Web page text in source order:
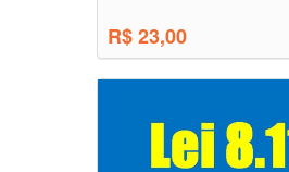
Este curso visa ensinar
Disciplinar dos
Federais, abordando
aos seus deveres, proib...
R$ 23,00